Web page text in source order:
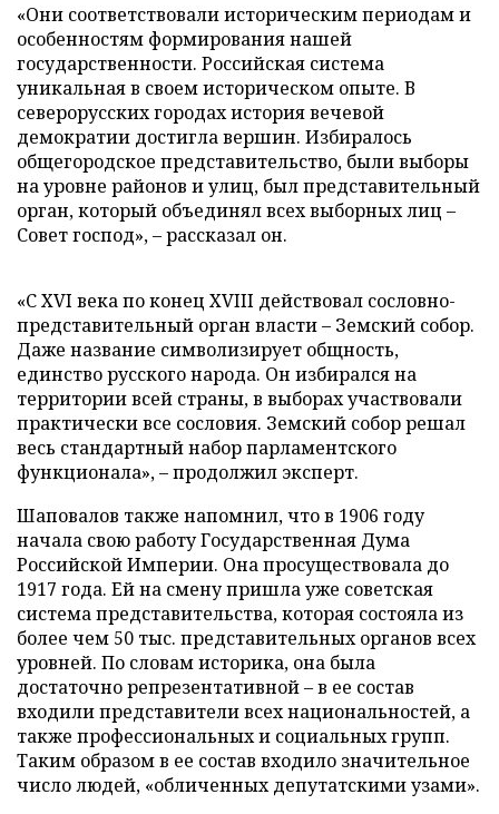
«Они соответствовали историческим периодам и
особенностям формирования нашей
государственности. Российская система
уникальная в своем историческом опыте. В
северорусских городах история вечевой
демократии достигла вершин. Избиралось
общегородское представительство, были выборы
на уровне районов и улиц, был представительный
орган, который объединял всех выборных лиц –
Совет господ», – рассказал он.
«С XVI века по конец XVIII действовал сословно-
представительный орган власти – Земский собор.
Даже название символизирует общность,
единство русского народа. Он избирался на
территории всей страны, в выборах участвовали
практически все сословия. Земский собор решал
весь стандартный набор парламентского
функционала», – продолжил эксперт.
Шаповалов также напомнил, что в 1906 году
начала свою работу Государственная Дума
Российской Империи. Она просуществовала до
1917 года. Ей на смену пришла уже советская
система представительства, которая состояла из
более чем 50 тыс. представительных органов всех
уровней. По словам историка, она была
достаточно репрезентативной – в ее состав
входили представители всех национальностей, а
также профессиональных и социальных групп.
Таким образом в ее состав входило значительное
число людей, «обличенных депутатскими узами».